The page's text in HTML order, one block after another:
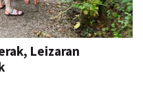
Leizaran